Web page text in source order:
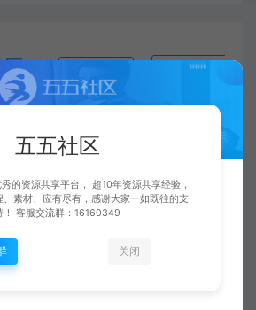
区 复制本文链接
【视频】第4课 修改服务器数据库网站等端口(端口设置)
下一篇：
五五社区
的资源共享平台， 超10年资源共享经验，
、素材、应有尽有，感谢大家一如既往的支
！ 客服交流群：16160349
关闭